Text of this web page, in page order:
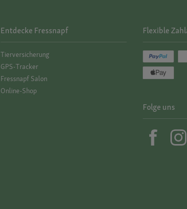
Entdecke Fressnapf
Tierversicherung
GPS-Tracker
Fressnapf Salon
Online-Shop
Flexible
Folge uns